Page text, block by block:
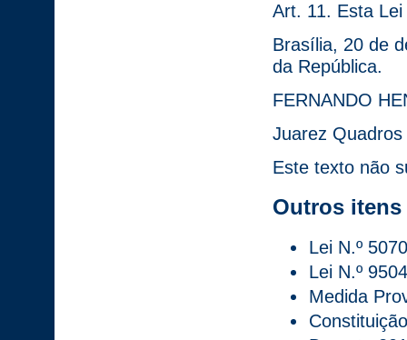
Art. 11. Esta
Brasília, 20 de
da República.
FERNANDO
Juarez
Este texto não
Outros
Lei N.º
Lei N.º
Medida